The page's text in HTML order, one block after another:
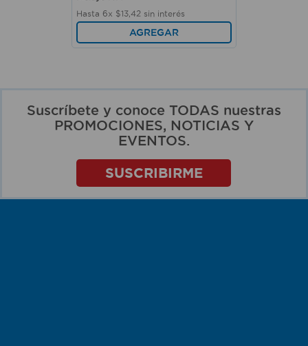
Hasta 6x $13 42 sin interés
AGREGAR
Suscríbete y conoce TODAS nuestras
PROMOCIONES, NOTICIAS Y
EVENTOS.
SUSCRIBIRME